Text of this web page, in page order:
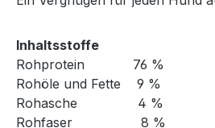
Inhaltsstoffe
Rohprotein 76 %
Rohöle und Fette 9 %
Rohasche 4 %
Rohfaser 8 %